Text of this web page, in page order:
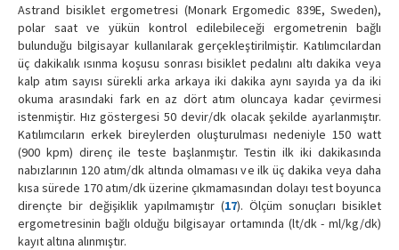
Astrand bisiklet ergometresi (Monark Ergomedic 839E, Sweden),
polar saat ve yükün kontrol edilebileceği ergometrenin bağlı
bulunduğu bilgisayar kullanılarak gerçekleştirilmiştir. Katılımcılardan
üç dakikalık ısınma koşusu sonrası bisiklet pedalını altı dakika veya
kalp atım sayısı sürekli arka arkaya iki dakika aynı sayıda ya da iki
okuma arasındaki fark en az dört atım oluncaya kadar çevirmesi
istenmiştir. Hız göstergesi 50 devir/dk olacak şekilde ayarlanmıştır.
Katılımcıların erkek bireylerden oluşturulması nedeniyle 150 watt
(900 kpm) direnç ile teste başlanmıştır. Testin ilk iki dakikasında
nabızlarının 120 atım/dk altında olmaması ve ilk üç dakika veya daha
kısa sürede 170 atım/dk üzerine çıkmamasından dolayı test boyunca
dirençte bir değişiklik yapılmamıştır (17). Ölçüm sonuçları bisiklet
ergometresinin bağlı olduğu bilgisayar ortamında (lt/dk - ml/kg/dk)
kayıt altına alınmıştır.